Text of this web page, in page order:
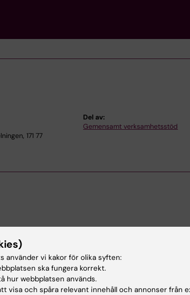
171 77
Del av:
Gemensamt verksamhetsstöd
Uppsala universitet och
i ICCA (International Congress and
Professionals International) samt
och högskolor.
använder vi kakor för olika syften:
ska fungera korrekt.
hur webbplatsen används.
visa och spåra relevant innehåll och annonser från